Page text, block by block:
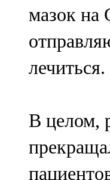
мазок на
лечиться.
В целом,